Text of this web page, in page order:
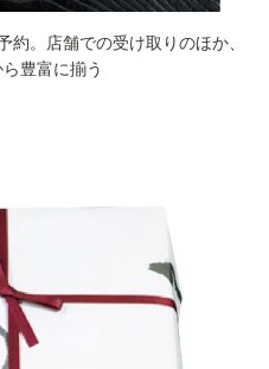
。店舗での受け取りのほか、
豊富に揃う